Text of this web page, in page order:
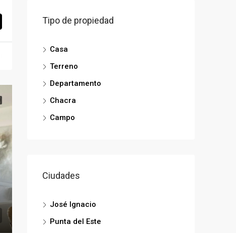
Tipo de propiedad
Casa
Terreno
Departamento
Chacra
Campo
Ciudades
José Ignacio
Punta del Este